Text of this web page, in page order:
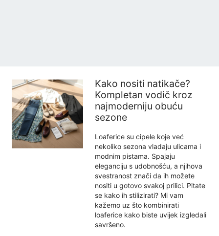
Kako nositi natikače?
Kompletan vodič kroz
najmoderniju obuću
sezone
Loaferice su cipele koje već
nekoliko sezona vladaju ulicama i
modnim pistama. Spajaju
eleganciju s udobnošću, a njihova
svestranost znači da ih možete
nositi u gotovo svakoj prilici. Pitate
se kako ih stilizirati? Mi vam
kažemo uz što kombinirati
loaferice kako biste uvijek izgledali
savršeno.